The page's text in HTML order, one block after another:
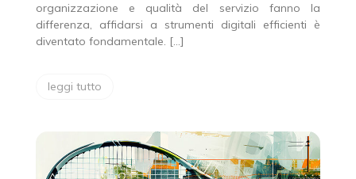
organizzazione e qualità del servizio fanno la
differenza, affidarsi a strumenti digitali efficienti è
diventato fondamentale. […]
leggi tutto